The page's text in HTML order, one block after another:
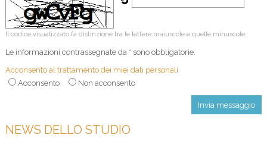
Il codice visualizzato fa distinzione tra le lettere maiuscole e quelle minuscole.
Le informazioni contrassegnate da * sono obbligatorie.
Acconsento al trattamento dei miei dati personali
Acconsento
Non acconsento
NEWS DELLO STUDIO